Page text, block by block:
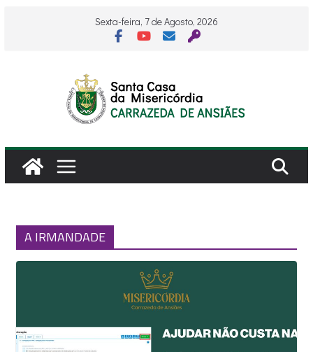
Sexta-feira, 7 de Agosto, 2026
A IRMANDADE